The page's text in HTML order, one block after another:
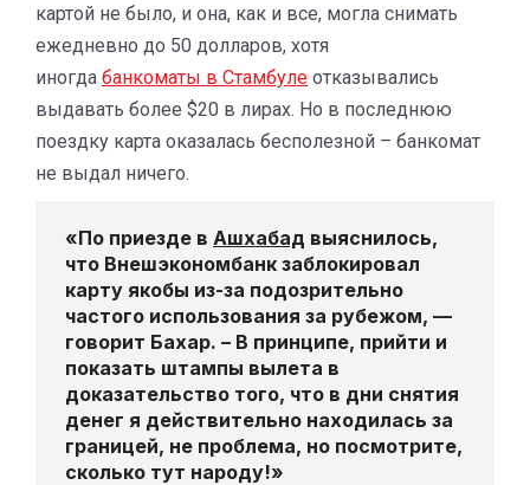
картой не было, и она, как и все, могла снимать
ежедневно до 50 долларов, хотя
иногда банкоматы в Стамбуле отказывались
выдавать более $20 в лирах. Но в последнюю
поездку карта оказалась бесполезной – банкомат
не выдал ничего.
«По приезде в Ашхабад выяснилось,
что Внешэкономбанк заблокировал
карту якобы из-за подозрительно
частого использования за рубежом, —
говорит Бахар. – В принципе, прийти и
показать штампы вылета в
доказательство того, что в дни снятия
денег я действительно находилась за
границей, не проблема, но посмотрите,
сколько тут народу!»